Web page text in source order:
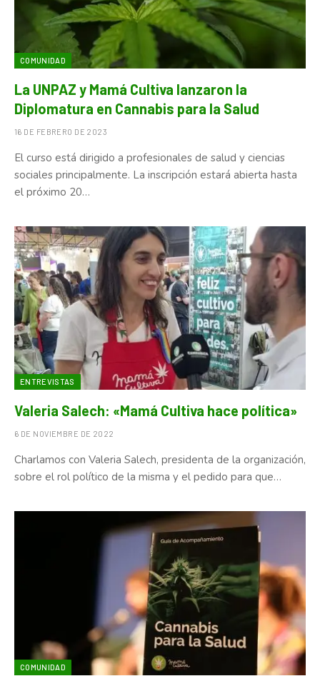
COMUNIDAD
La UNPAZ y Mamá Cultiva lanzaron la
Diplomatura en Cannabis para la Salud
16 DE FEBRERO DE 2023
El curso está dirigido a profesionales de salud y ciencias
sociales principalmente. La inscripción estará abierta hasta
el próximo 20…
ENTREVISTAS
Valeria Salech: «Mamá Cultiva hace política»
6 DE NOVIEMBRE DE 2022
Charlamos con Valeria Salech, presidenta de la organización,
sobre el rol político de la misma y el pedido para que…
COMUNIDAD